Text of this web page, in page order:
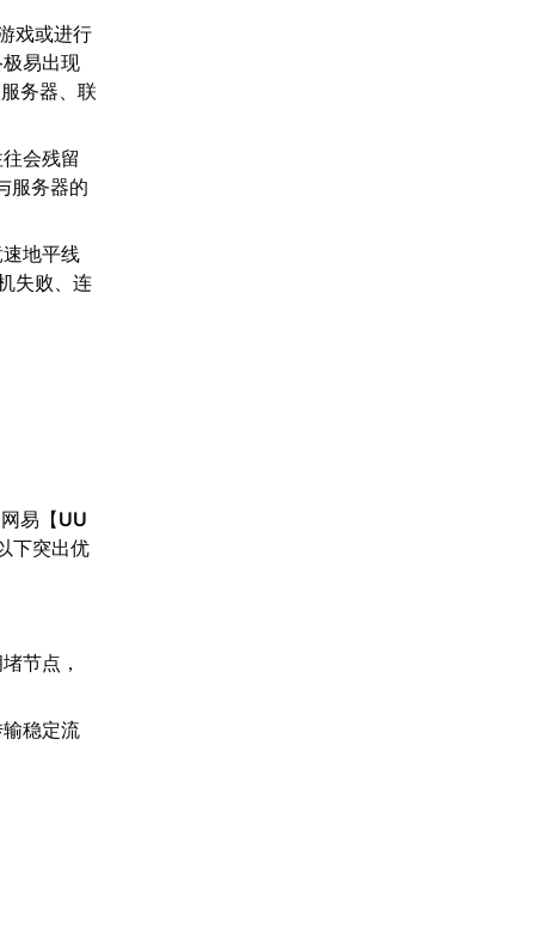
戏或进行
易出现
务器、联
会残留
服务器的
地平线
失败、连
易【UU
下突出优
节点，
稳定流